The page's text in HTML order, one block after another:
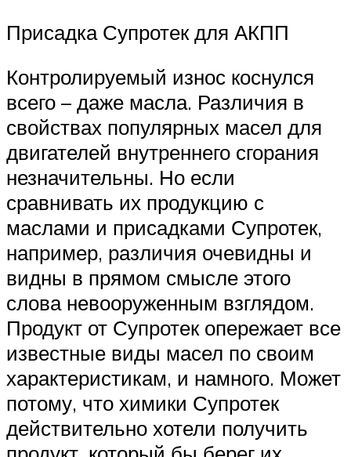
Присадка Супротек для АКПП
Контролируемый износ коснулся
всего – даже масла. Различия в
свойствах популярных масел для
двигателей внутреннего сгорания
незначительны. Но если
сравнивать их продукцию с
маслами и присадками Супротек,
например, различия очевидны и
видны в прямом смысле этого
слова невооруженным взглядом.
Продукт от Супротек опережает все
известные виды масел по своим
характеристикам, и намного. Может
потому, что химики Супротек
действительно хотели получить